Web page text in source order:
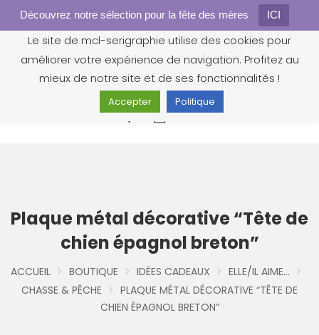
Découvrez notre sélection pour la fête des mères ICI
0
Plaque métal décorative “Tête de
chien épagnol breton”
ACCUEIL BOUTIQUE IDÉES CADEAUX
ELLE/IL AIME...
CHASSE & PÊCHE
PLAQUE MÉTAL DÉCORATIVE “TÊTE DE
CHIEN ÉPAGNOL BRETON”
Gestion des cookies
Le site de mcl-serigraphie utilise des cookies pour
améliorer votre expérience de navigation. Profitez au
mieux de notre site et de ses fonctionnalités !
Accepter Politique